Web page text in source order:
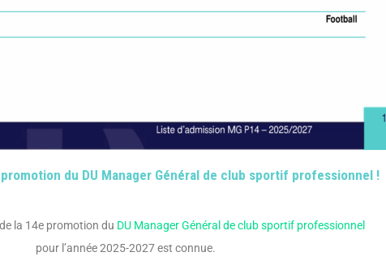
du DU Manager Général de club sportif professionnel !
la 14e promotion du DU Manager Général de club sportif professionnel
pour l’année 2025-2027 est connue.